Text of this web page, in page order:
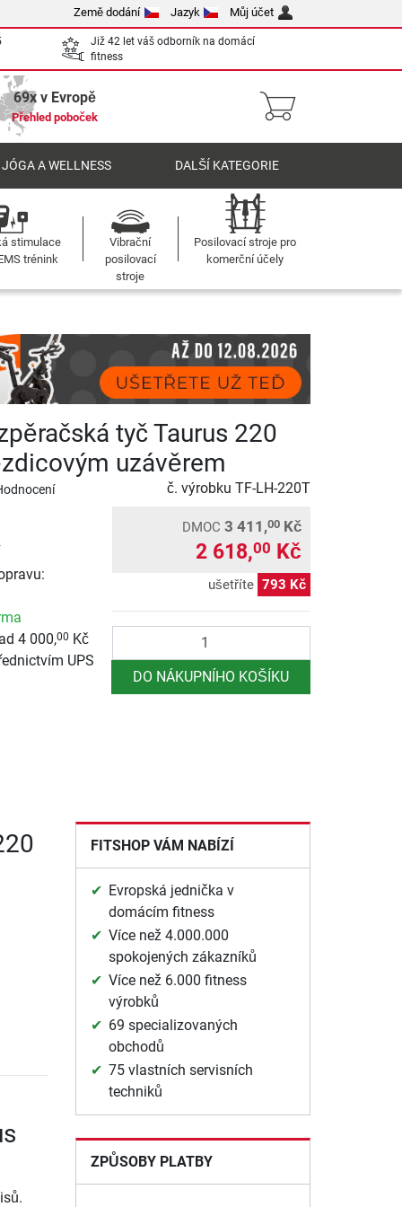
Země dodání Jazyk Můj účet
Již 42 let váš odborník na domácí
fitness
69x v Evropě
Přehled poboček
A WELLNESS DALŠÍ KATEGORIE
stimulace
trénink
Vibrační
posilovací
stroje
Posilovací stroje pro
komerční účely
tyč Taurus 220
uzávěrem
č. výrobku TF-LH-220T
4 000,00 Kč
UPS
DMOC 3 411,00 Kč
2 618,00 Kč
ušetříte 793 Kč
DO NÁKUPNÍHO KOŠÍKU
FITSHOP VÁM NABÍZÍ
Evropská jednička v
domácím fitness
Více než 4.000.000
spokojených zákazníků
Více než 6.000 fitness
výrobků
69 specializovaných
obchodů
75 vlastních servisních
techniků
ZPŮSOBY PLATBY